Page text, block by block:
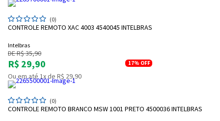
(0)
CONTROLE REMOTO XAC 4003 4540045 INTELBRAS
Intelbras
DE R$ 35,90
R$ 29,90 17% OFF
Ou em até 1x de R$ 29,90
(0)
CONTROLE REMOTO BRANCO MSW 1001 PRETO 4500036 INTELBRAS